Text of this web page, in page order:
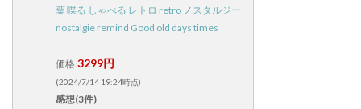
葉 喋る しゃべる レトロ retro ノスタルジー
nostalgie remind Good old days times
価格:3299円
(2024/7/14 19:24時点)
感想(3件)